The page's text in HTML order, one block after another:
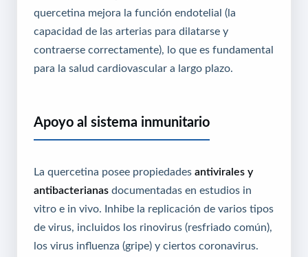
quercetina mejora la función endotelial (la
capacidad de las arterias para dilatarse y
contraerse correctamente), lo que es fundamental
para la salud cardiovascular a largo plazo.
Apoyo al sistema inmunitario
La quercetina posee propiedades antivirales y
antibacterianas documentadas en estudios in
vitro e in vivo. Inhibe la replicación de varios tipos
de virus, incluidos los rinovirus (resfriado común),
los virus influenza (gripe) y ciertos coronavirus.